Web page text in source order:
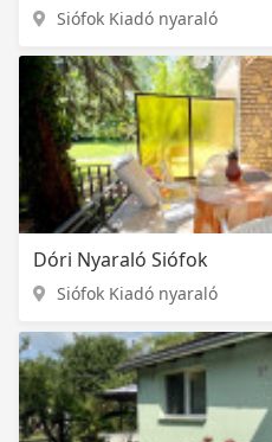
Siófok Kiadó nyaraló
Dóri Nyaraló Siófok
Siófok Kiadó nyaraló